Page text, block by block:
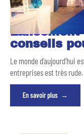
Lancement
conseils
Le monde d’aujourd’hui
entreprises est très
En savoir plus